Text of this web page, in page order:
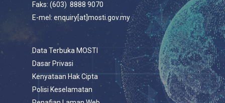
Faks: (603) 8888 9070
E-mel: enquiry[at]mosti.gov.my
Data Terbuka MOSTI
Dasar Privasi
Kenyataan Hak Cipta
Polisi Keselamatan